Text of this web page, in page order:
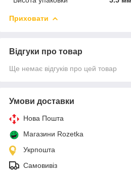
Приховати
Відгуки про товар
Ще немає відгуків про цей товар
Умови доставки
Нова Пошта
Магазини Rozetka
Укрпошта
Самовивіз